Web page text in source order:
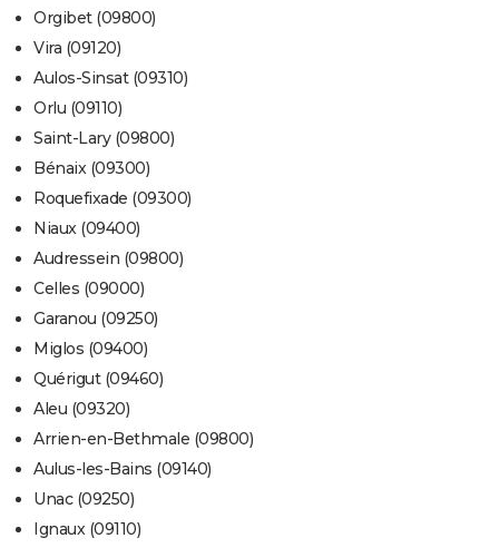
Orgibet (09800)
Vira (09120)
Aulos-Sinsat (09310)
Orlu (09110)
Saint-Lary (09800)
Bénaix (09300)
Roquefixade (09300)
Niaux (09400)
Audressein (09800)
Celles (09000)
Garanou (09250)
Miglos (09400)
Quérigut (09460)
Aleu (09320)
Arrien-en-Bethmale (09800)
Aulus-les-Bains (09140)
Unac (09250)
Ignaux (09110)